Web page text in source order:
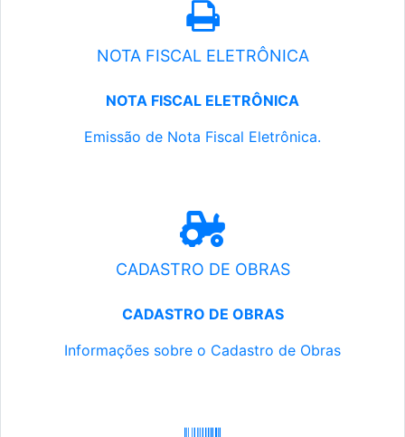
NOTA FISCAL ELETRÔNICA
NOTA FISCAL ELETRÔNICA
Emissão de Nota Fiscal Eletrônica.
CADASTRO DE OBRAS
CADASTRO DE OBRAS
Informações sobre o Cadastro de Obras